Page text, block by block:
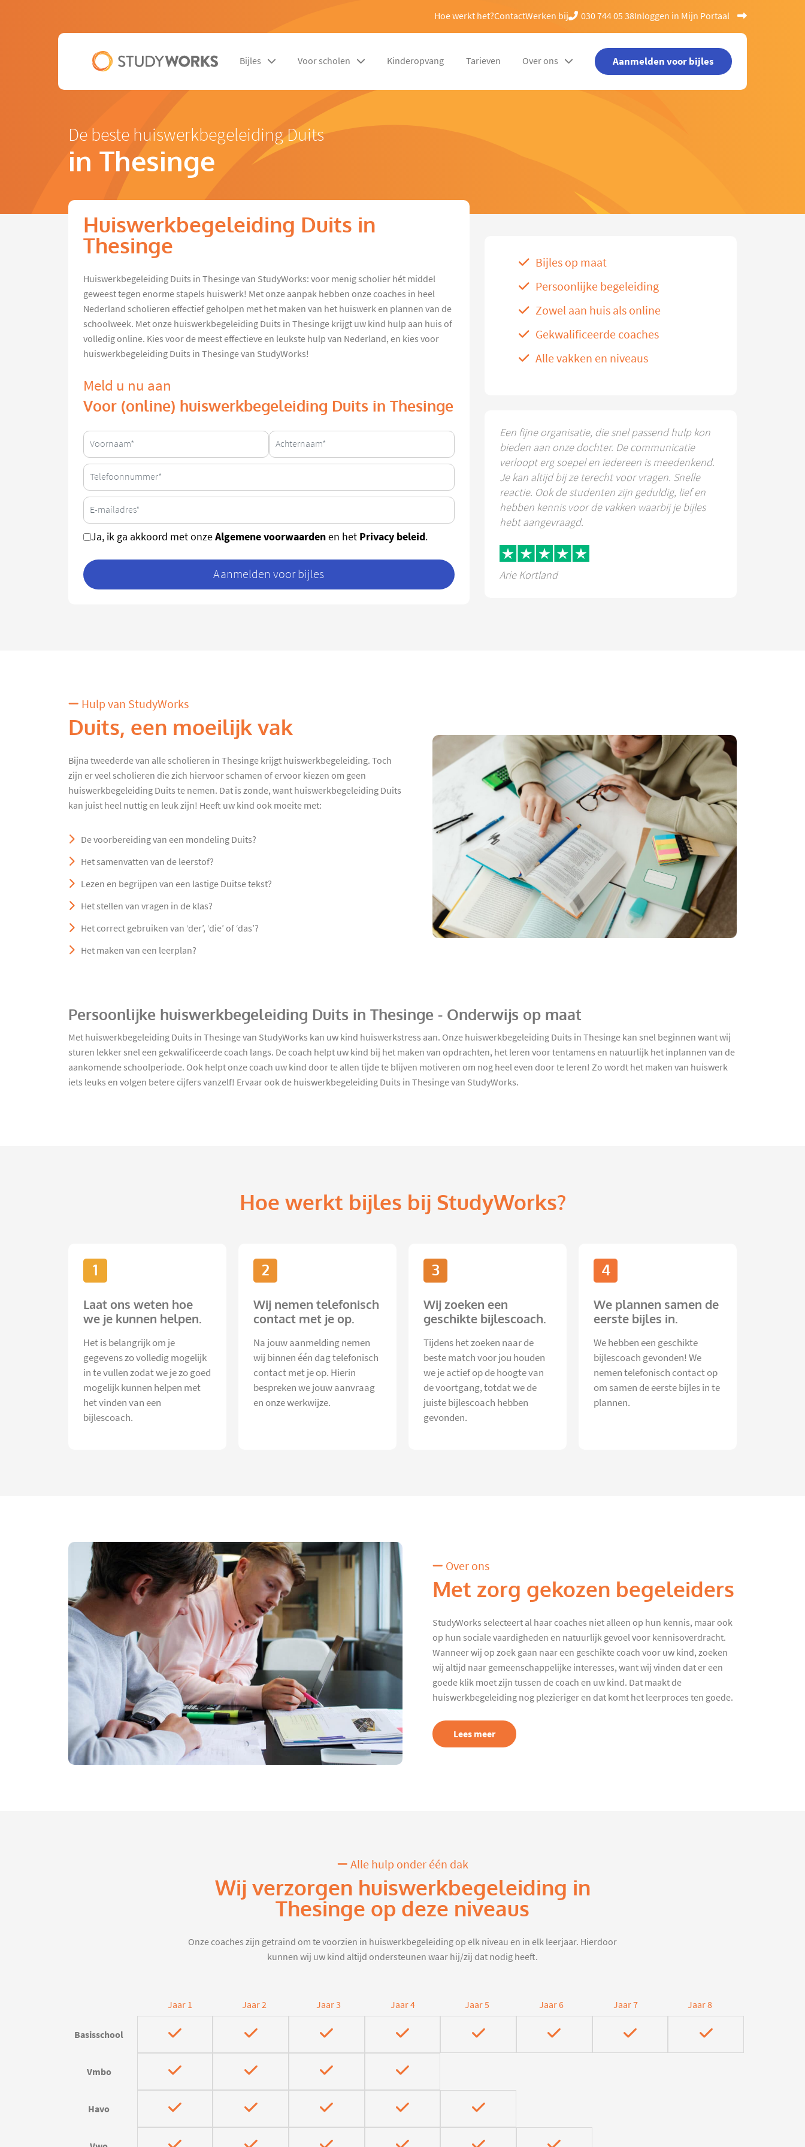
Hoe werkt het?ContactWerken bij 030 744 05 38Inloggen in Mijn Portaal
Bijles Voor scholen Kinderopvang Tarieven Over ons Aanmelden voor bijles
De beste huiswerkbegeleiding Duits
in Thesinge
Huiswerkbegeleiding Duits in
Thesinge
Huiswerkbegeleiding Duits in Thesinge van StudyWorks: voor menig scholier hét middel
geweest tegen enorme stapels huiswerk! Met onze aanpak hebben onze coaches in heel
Nederland scholieren effectief geholpen met het maken van het huiswerk en plannen van de
schoolweek. Met onze huiswerkbegeleiding Duits in Thesinge krijgt uw kind hulp aan huis of
volledig online. Kies voor de meest effectieve en leukste hulp van Nederland, en kies voor
huiswerkbegeleiding Duits in Thesinge van StudyWorks!
Meld u nu aan
Voor (online) huiswerkbegeleiding Duits in Thesinge
Ja, ik ga akkoord met onzeAlgemene voorwaardenen het Privacy beleid.
Aanmelden voor bijles
Bijles op maat
Persoonlijke begeleiding
Zowel aan huis als online
Gekwalificeerde coaches
Alle vakken en niveaus
Een fijne organisatie, die snel passend hulp kon
bieden aan onze dochter. De communicatie
verloopt erg soepel en iedereen is meedenkend.
Je kan altijd bij ze terecht voor vragen. Snelle
reactie. Ook de studenten zijn geduldig, lief en
hebben kennis voor de vakken waarbij je bijles
hebt aangevraagd.
Arie Kortland
Hulp van StudyWorks
Duits, een moeilijk vak
Bijna tweederde van alle scholieren in Thesinge krijgt huiswerkbegeleiding. Toch
zijn er veel scholieren die zich hiervoor schamen of ervoor kiezen om geen
huiswerkbegeleiding Duits te nemen. Dat is zonde, want huiswerkbegeleiding Duits
kan juist heel nuttig en leuk zijn! Heeft uw kind ook moeite met:
De voorbereiding van een mondeling Duits?
Het samenvatten van de leerstof?
Lezen en begrijpen van een lastige Duitse tekst?
Het stellen van vragen in de klas?
Het correct gebruiken van ‘der’, ‘die’ of ‘das’?
Het maken van een leerplan?
Persoonlijke huiswerkbegeleiding Duits in Thesinge - Onderwijs op maat
Met huiswerkbegeleiding Duits in Thesinge van StudyWorks kan uw kind huiswerkstress aan. Onze huiswerkbegeleiding Duits in Thesinge kan snel beginnen want wij
sturen lekker snel een gekwalificeerde coach langs. De coach helpt uw kind bij het maken van opdrachten, het leren voor tentamens en natuurlijk het inplannen van de
aankomende schoolperiode. Ook helpt onze coach uw kind door te allen tijde te blijven motiveren om nog heel even door te leren! Zo wordt het maken van huiswerk
iets leuks en volgen betere cijfers vanzelf! Ervaar ook de huiswerkbegeleiding Duits in Thesinge van StudyWorks.
Hoe werkt bijles bij StudyWorks?
1
Laat ons weten hoe
we je kunnen helpen.
Het is belangrijk om je
gegevens zo volledig mogelijk
in te vullen zodat we je zo goed
mogelijk kunnen helpen met
het vinden van een
bijlescoach.
2
Wij nemen telefonisch
contact met je op.
Na jouw aanmelding nemen
wij binnen één dag telefonisch
contact met je op. Hierin
bespreken we jouw aanvraag
en onze werkwijze.
3
Wij zoeken een
geschikte bijlescoach.
Tijdens het zoeken naar de
beste match voor jou houden
we je actief op de hoogte van
de voortgang, totdat we de
juiste bijlescoach hebben
gevonden.
4
We plannen samen de
eerste bijles in.
We hebben een geschikte
bijlescoach gevonden! We
nemen telefonisch contact op
om samen de eerste bijles in te
plannen.
Over ons
Met zorg gekozen begeleiders
StudyWorks selecteert al haar coaches niet alleen op hun kennis, maar ook
op hun sociale vaardigheden en natuurlijk gevoel voor kennisoverdracht.
Wanneer wij op zoek gaan naar een geschikte coach voor uw kind, zoeken
wij altijd naar gemeenschappelijke interesses, want wij vinden dat er een
goede klik moet zijn tussen de coach en uw kind. Dat maakt de
huiswerkbegeleiding nog plezieriger en dat komt het leerproces ten goede.
Lees meer
Alle hulp onder één dak
Wij verzorgen huiswerkbegeleiding in
Thesinge op deze niveaus
Onze coaches zijn getraind om te voorzien in huiswerkbegeleiding op elk niveau en in elk leerjaar. Hierdoor
kunnen wij uw kind altijd ondersteunen waar hij/zij dat nodig heeft.
Jaar 1 Jaar 2 Jaar 3 Jaar 4 Jaar 5 Jaar 6 Jaar 7 Jaar 8
Basisschool
Vmbo
Havo